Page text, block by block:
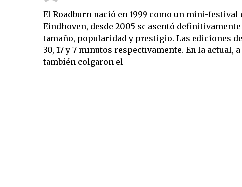
El Roadburn nació en 1999 como un mini-
Eindhoven, desde 2005 se asentó
tamaño, popularidad y prestigio. Las ediciones
30, 17 y 7 minutos respectivamente. En la actual,
también colgaron el